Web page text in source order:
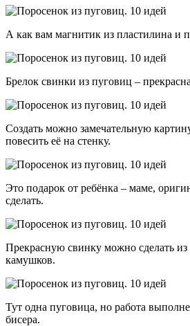
А как вам магнитик из пластилина и
Брелок свинки из пуговиц –
Создать можно замечательную
повесить её на стенку.
Это подарок от ребёнка – маме,
сделать.
Прекрасную свинку можно сделать
камушков.
Тут одна пуговица, но работа
бисера.